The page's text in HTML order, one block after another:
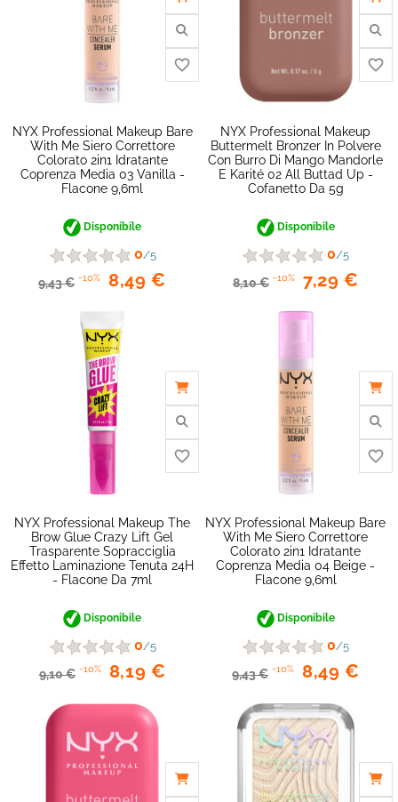
NYX Professional Makeup Bare
With Me Siero Correttore
Colorato 2in1 Idratante
Coprenza Media 03 Vanilla -
Flacone 9,6ml
Disponibile
0/5
9,43 € -10% 8,49 €
NYX Professional Makeup
Buttermelt Bronzer In Polvere
Con Burro Di Mango Mandorle
E Karité 02 All Buttad Up -
Cofanetto Da 5g
Disponibile
0/5
8,10 € -10% 7,29 €
NYX Professional Makeup The
Brow Glue Crazy Lift Gel
Trasparente Sopracciglia
Effetto Laminazione Tenuta 24H
- Flacone Da 7ml
Disponibile
0/5
9,10 € -10% 8,19 €
NYX Professional Makeup Bare
With Me Siero Correttore
Colorato 2in1 Idratante
Coprenza Media 04 Beige -
Flacone 9,6ml
Disponibile
0/5
9,43 € -10% 8,49 €